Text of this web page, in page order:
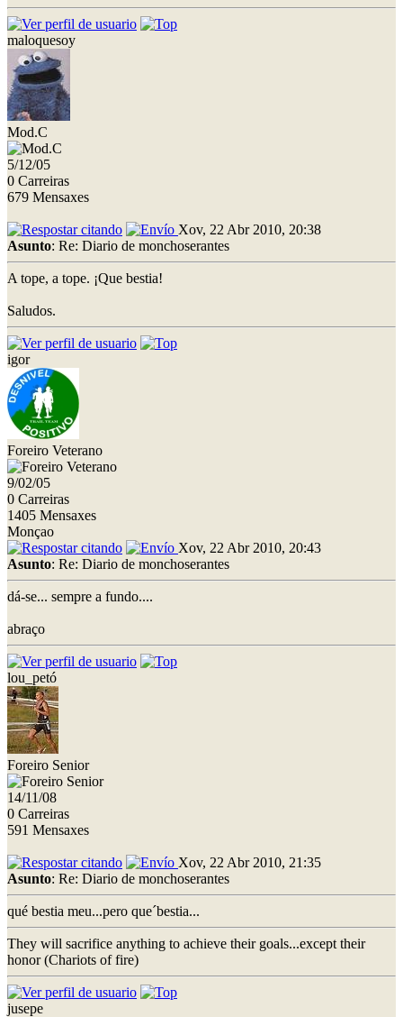
maloquesoy
Mod.C
5/12/05
0 Carreiras
679 Mensaxes
Xov, 22 Abr 2010, 20:38
Asunto: Re: Diario de monchoserantes
A tope, a tope. ¡Que bestia!
Saludos.
igor
Foreiro Veterano
9/02/05
0 Carreiras
1405 Mensaxes
Monçao
Xov, 22 Abr 2010, 20:43
Asunto: Re: Diario de monchoserantes
dá-se... sempre a fundo....
abraço
lou_petó
Foreiro Senior
14/11/08
0 Carreiras
591 Mensaxes
Xov, 22 Abr 2010, 21:35
Asunto: Re: Diario de monchoserantes
qué bestia meu...pero que´bestia...
They will sacrifice anything to achieve their goals...except their
honor (Chariots of fire)
jusepe